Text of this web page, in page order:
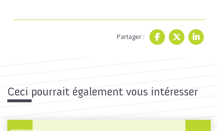
Partager :
Ceci pourrait également vous intéresser